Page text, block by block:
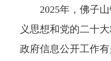
2025年，佛子
义思想和党的二十
政府信息公开工作